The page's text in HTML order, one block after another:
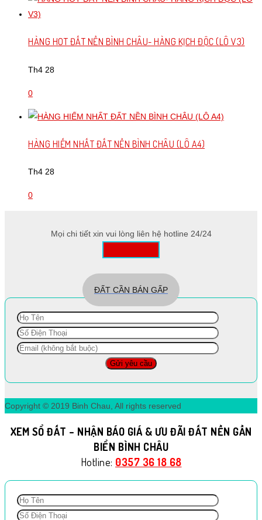
HÀNG HOT ĐẤT NỀN BÌNH CHÂU- HÀNG KỊCH ĐỘC (LÔ V3)
Th4 28
0
HÀNG HIẾM NHẤT ĐẤT NỀN BÌNH CHÂU (LÔ A4)
Th4 28
0
Mọi chi tiết xin vui lòng liên hệ hotline 24/24
ĐẤT CẦN BÁN GẤP
Copyright © 2019 Binh Chau, All rights reserved
XEM SỔ ĐẤT – NHẬN BÁO GIÁ & ƯU ĐÃI ĐẤT NỀN GẦN
BIỂN BÌNH CHÂU
Hotline: 0357 36 18 68